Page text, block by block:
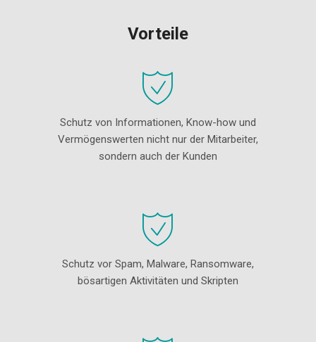
Vorteile
Schutz von Informationen, Know-how und
Vermögenswerten nicht nur der Mitarbeiter,
sondern auch der Kunden
Schutz vor Spam, Malware, Ransomware,
bösartigen Aktivitäten und Skripten